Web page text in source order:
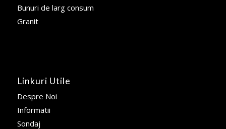
Bunuri de larg consum
Granit
Linkuri Utile
Despre Noi
Informatii
Sondaj